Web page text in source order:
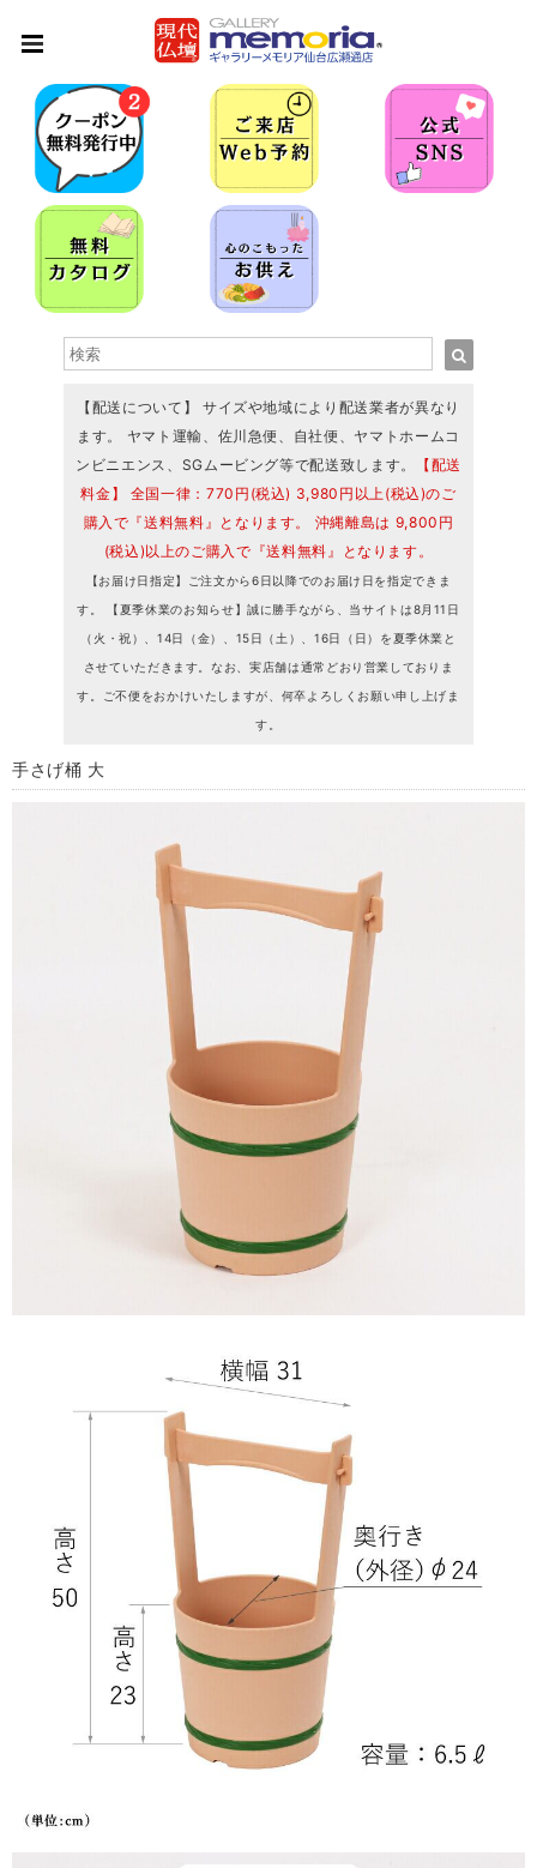
【配送について】 サイズや地域により配送業者が異なり
ます。 ヤマト運輸、佐川急便、自社便、ヤマトホームコ
ンビニエンス、SGムービング等で配送致します。
【配送
料金】 全国一律：770円(税込) 3,980円以上(税込)のご
購入で『送料無料』となります。 沖縄離島は 9,800円
(税込)以上のご購入で『送料無料』となります。
【お届け日指定】ご注文から6日以降でのお届け日を指定できま
す。 【夏季休業のお知らせ】誠に勝手ながら、当サイトは8月11日
（火・祝）、14日（金）、15日（土）、16日（日）を夏季休業と
させていただきます。なお、実店舗は通常どおり営業しておりま
す。ご不便をおかけいたしますが、何卒よろしくお願い申し上げま
す。
手さげ桶 大